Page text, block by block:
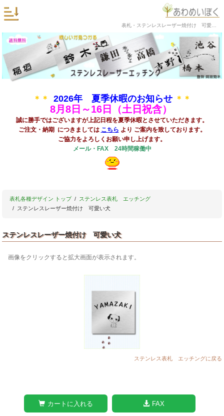
＊＊ 2026年 夏季休暇のお知らせ ＊＊
8月8日～16日（土日祝含）
誠に勝手ではございますが上記日程を夏季休暇とさせていただきます。
ご注文・納期 につきましては こちら より ご案内を致しております。
ご協力をよろしくお願い申し上げます。
メール・FAX 24時間稼働中
表札各種デザイン トップ
ステンレス表札 エッチング
ステンレスレーザー焼付け 可愛い犬
ステンレスレーザー焼付け 可愛い犬
画像をクリックすると拡大画面が表示されます。
ステンレス表札 エッチングに戻る
カートに入れる FAX